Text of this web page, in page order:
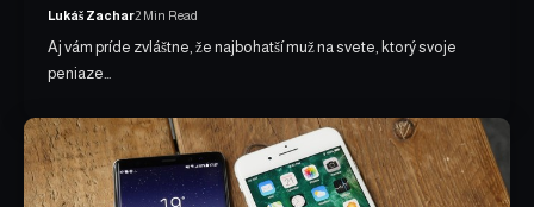
Lukáš Zachar2 Min Read
Aj vám príde zvláštne, že najbohatší muž na svete, ktorý svoje
peniaze…